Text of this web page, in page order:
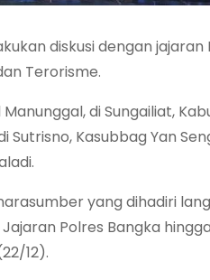
diskusi dengan
Terorisme.
di Sungailiat,
Sutrisno, Kasubbag Yan
yang dihadiri
Polres Bangka
12).